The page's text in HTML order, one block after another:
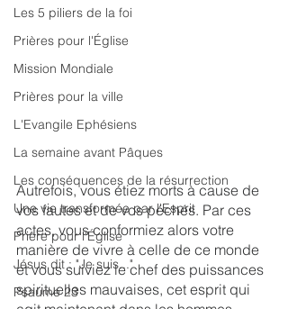
Les 5 piliers de la foi
Prières pour l'Église
Mission Mondiale
Prières pour la ville
L'Evangile Ephésiens
La semaine avant Pâques
Les conséquences de la résurrection
Une vie transformée par l'Esprit
Prière pour l'Église
Jésus dit : "Je suis..."
Psaume 23
Autrefois, vous étiez morts à cause de
vos fautes et de vos péchés. Par ces
actes, vous conformiez alors votre
manière de vivre à celle de ce monde
et vous suiviez le chef des puissances
spirituelles mauvaises, cet esprit qui